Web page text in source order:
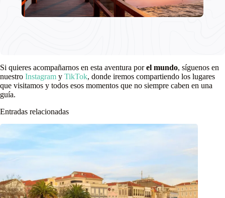
Si quieres acompañarnos en esta aventura porel mundo, síguenos en
nuestro Instagram y TikTok, donde iremos compartiendo los lugares
que visitamos y todos esos momentos que no siempre caben en una
guía.
Entradas relacionadas